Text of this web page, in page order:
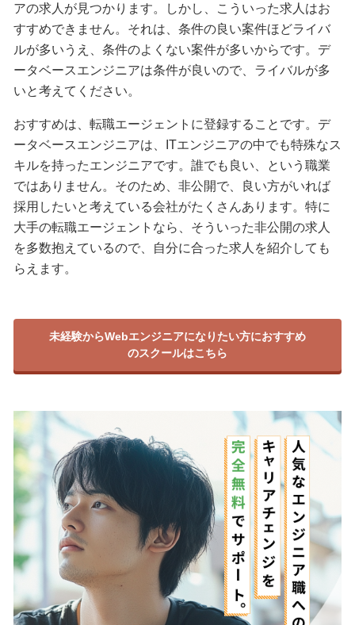
アの求人が見つかります。しかし、こういった求人はお
すすめできません。それは、条件の良い案件ほどライバ
ルが多いうえ、条件のよくない案件が多いからです。デ
ータベースエンジニアは条件が良いので、ライバルが多
いと考えてください。
おすすめは、転職エージェントに登録することです。デ
ータベースエンジニアは、ITエンジニアの中でも特殊なス
キルを持ったエンジニアです。誰でも良い、という職業
ではありません。そのため、非公開で、良い方がいれば
採用したいと考えている会社がたくさんあります。特に
大手の転職エージェントなら、そういった非公開の求人
を多数抱えているので、自分に合った求人を紹介しても
らえます。
未経験からWebエンジニアになりたい方におすすめ
のスクールはこちら